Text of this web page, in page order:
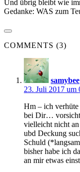
Und übrig bleibt wie
Gedanke: WAS zum
COMMENTS (3)
samybee
23. Juli 2017 um
Hm – ich
bei Dir…
vielleicht nicht
ubd Deckung
Schuld
bisher habe ich
an mir etwas